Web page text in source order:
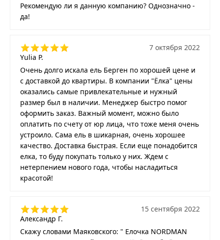
Рекомендую ли я данную компанию? Однозначно -
да!
Yulia P.
7 октября 2022
Очень долго искала ель Берген по хорошей цене и
с доставкой до квартиры. В компании "Ёлка" цены
оказались самые привлекательные и нужный
размер был в наличии. Менеджер быстро помог
оформить заказ. Важный момент, можно было
оплатить по счету от юр лица, что тоже меня очень
устроило. Сама ель в шикарная, очень хорошее
качество. Доставка быстрая. Если еще понадобится
елка, то буду покупать только у них. Ждем с
нетерпением нового года, чтобы насладиться
красотой!
Александр Г.
15 сентября 2022
Скажу словами Маяковского: " Елочка NORDMAN